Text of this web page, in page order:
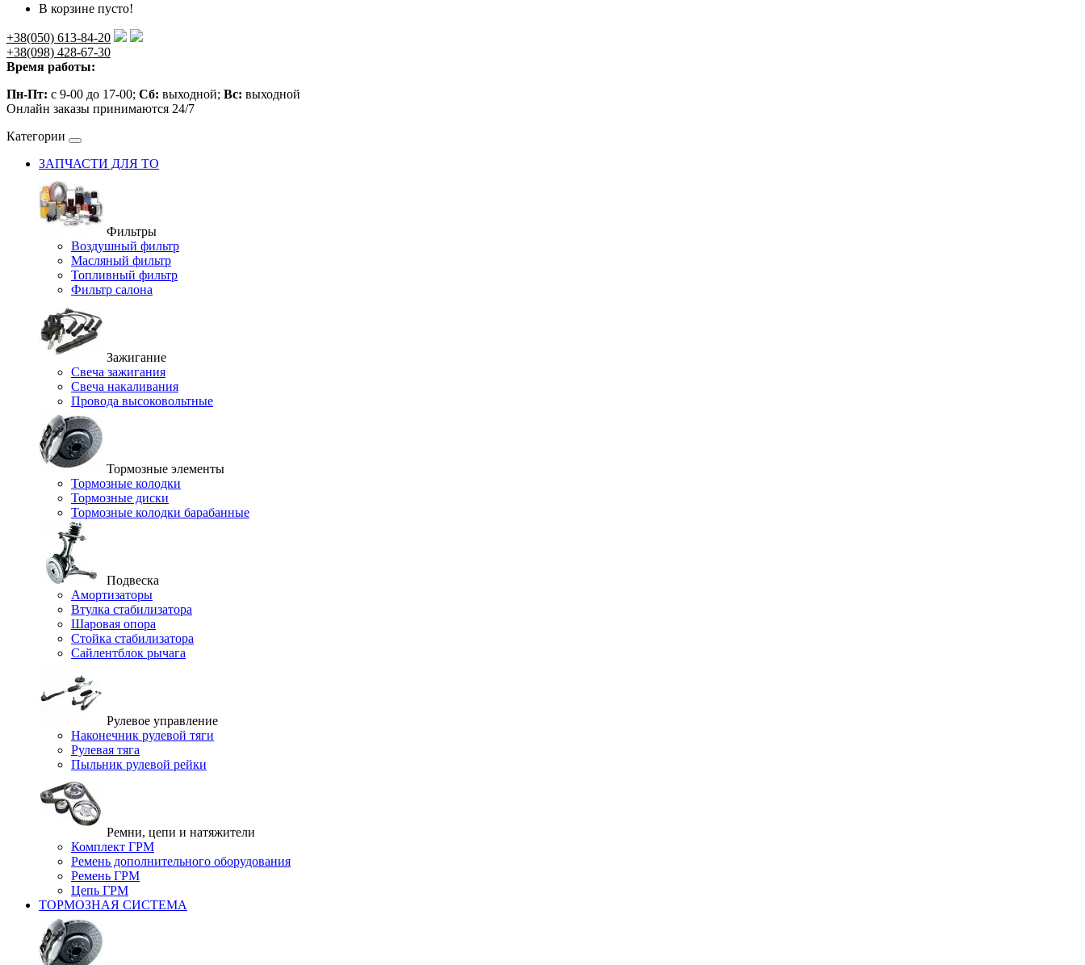
В корзине пусто!
+38(050) 613-84-20
+38(098) 428-67-30
Время работы:
Пн-Пт: с 9-00 до 17-00; Сб: выходной; Вс: выходной
Онлайн заказы принимаются 24/7
Категории
ЗАПЧАСТИ ДЛЯ ТО
Фильтры
Воздушный фильтр
Масляный фильтр
Топливный фильтр
Фильтр салона
Зажигание
Свеча зажигания
Свеча накаливания
Провода высоковольтные
Тормозные элементы
Тормозные колодки
Тормозные диски
Тормозные колодки барабанные
Подвеска
Амортизаторы
Втулка стабилизатора
Шаровая опора
Стойка стабилизатора
Сайлентблок рычага
Рулевое управление
Наконечник рулевой тяги
Рулевая тяга
Пыльник рулевой рейки
Ремни, цепи и натяжители
Комплект ГРМ
Ремень дополнительного оборудования
Ремень ГРМ
Цепь ГРМ
ТОРМОЗНАЯ СИСТЕМА